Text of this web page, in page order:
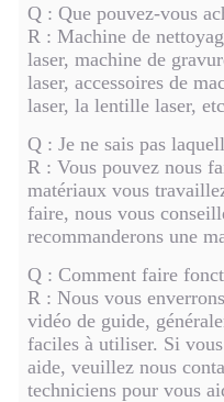
Q : Que pouvez-vous
R : Machine de
laser, machine de
laser, accessoires de
laser, la lentille laser,
Q : Je ne sais pas
R : Vous pouvez nous
matériaux vous
faire, nous vous
recommanderons une
Q : Comment faire
R : Nous vous
vidéo de guide,
faciles à utiliser. Si
aide, veuillez nous
techniciens pour vous